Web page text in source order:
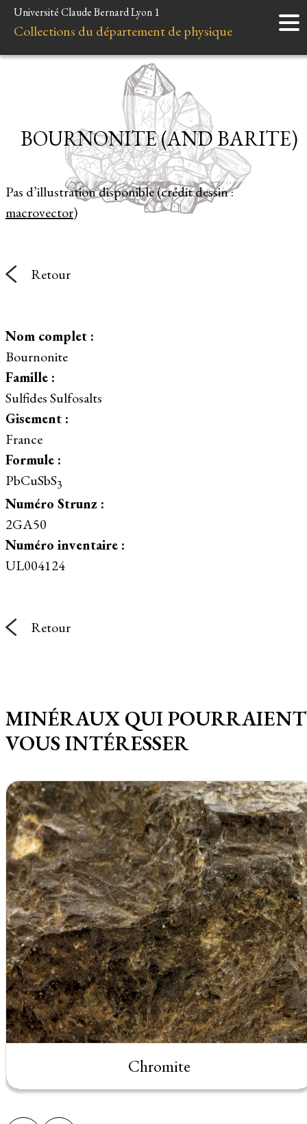
Accueil
Instruments
Liens et ressources
Université Claude Bernard Lyon 1
Collections du département de physique
Pas d’illustration disponible (crédit dessin :
macrovector)
BOURNONITE (AND BARITE)
Retour
Nom complet :
Bournonite
Famille :
Sulfides Sulfosalts
Gisement :
France
Formule :
PbCuSbS3
Numéro Strunz :
2GA50
Numéro inventaire :
UL004124
Retour
MINÉRAUX QUI POURRAIENT
VOUS INTÉRESSER
Chromite